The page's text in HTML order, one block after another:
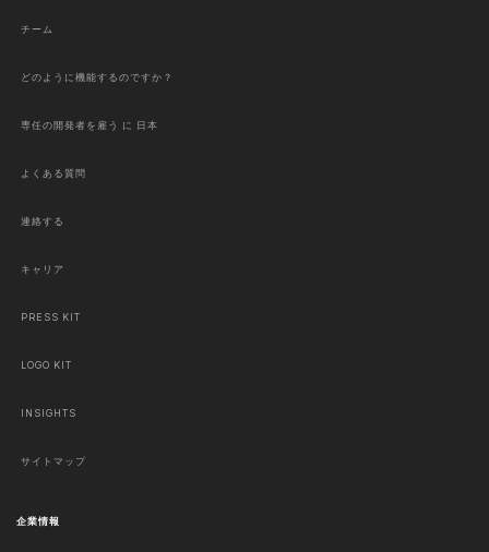
チーム
どのように機能するのですか？
専任の開発者を雇う に 日本
よくある質問
連絡する
キャリア
PRESS KIT
LOGO KIT
INSIGHTS
サイトマップ
企業情報